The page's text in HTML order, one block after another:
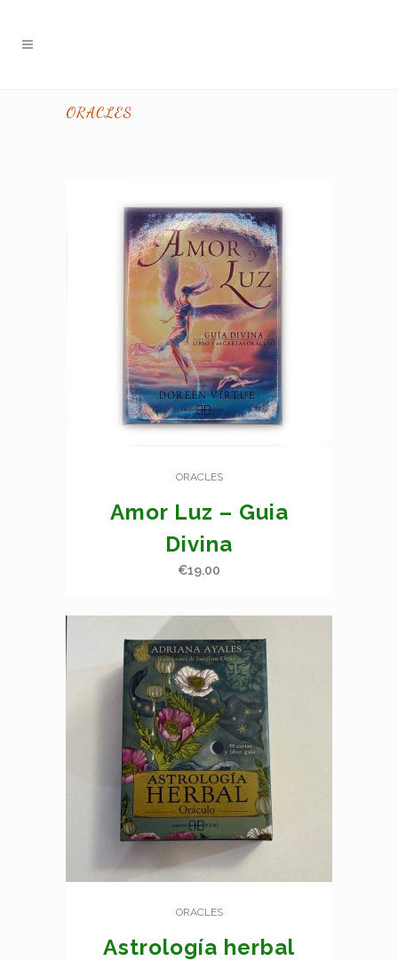
ORACLES
ORACLES
Amor Luz – Guia
Divina
€19.00
ORACLES
Astrología herbal